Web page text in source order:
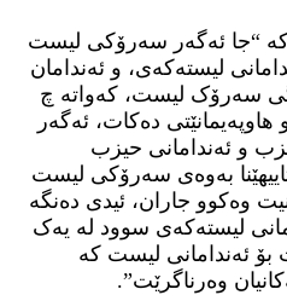
“جا ئەگەر سەرۆکی لیست
لیستەکەی، و ئەندامان
سەرۆک لیست، کەواتە چ
دەکات، ئەگەر
و ئەندامانی حیزب
بەوەی سەرۆکی لیست
وەکوو جاران، ئیدی دەنگە
لیستەکەی سوود لە یەک
ئەندامانی لیست کە
وەرناگرێت”.